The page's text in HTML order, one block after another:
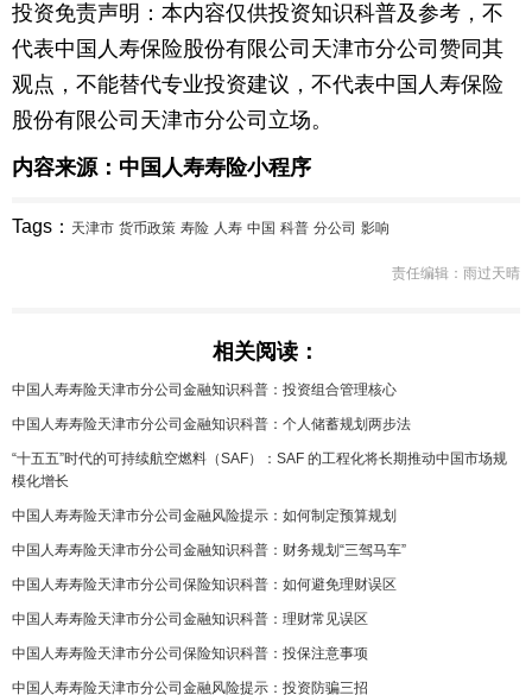
投资免责声明：本内容仅供投资知识科普及参考，不
代表中国人寿保险股份有限公司天津市分公司赞同其
观点，不能替代专业投资建议，不代表中国人寿保险
股份有限公司天津市分公司立场。
内容来源：中国人寿寿险小程序
Tags： 天津市 货币政策 寿险 人寿 中国 科普 分公司 影响
责任编辑：雨过天晴
相关阅读：
中国人寿寿险天津市分公司金融知识科普：投资组合管理核心
中国人寿寿险天津市分公司金融知识科普：个人储蓄规划两步法
“十五五”时代的可持续航空燃料（SAF）：SAF 的工程化将长期推动中国市场规
模化增长
中国人寿寿险天津市分公司金融风险提示：如何制定预算规划
中国人寿寿险天津市分公司金融知识科普：财务规划“三驾马车”
中国人寿寿险天津市分公司保险知识科普：如何避免理财误区
中国人寿寿险天津市分公司金融知识科普：理财常见误区
中国人寿寿险天津市分公司保险知识科普：投保注意事项
中国人寿寿险天津市分公司金融风险提示：投资防骗三招